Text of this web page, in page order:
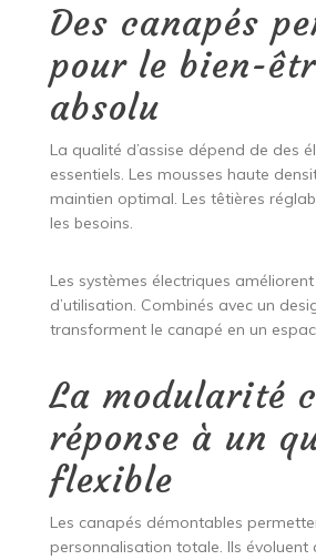
Des canapés
pour le bien-
absolu
La qualité d’assise dépend de des
essentiels. Les mousses haute
maintien optimal. Les têtières
les besoins.
Les systèmes électriques améliorent
d’utilisation. Combinés avec un
transforment le canapé en un
La modularité
réponse à un
flexible
Les canapés démontables
personnalisation totale. Ils évoluent